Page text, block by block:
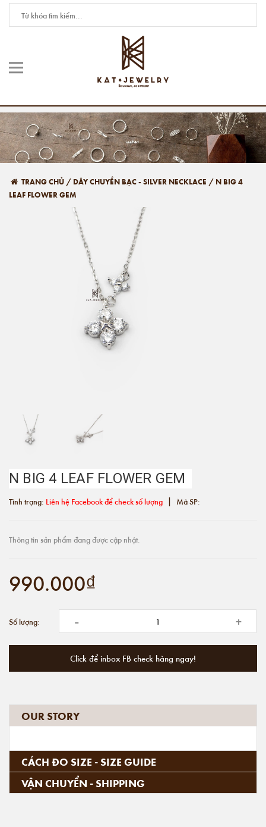
TRANG CHỦ / DÂY CHUYỀN BẠC - SILVER NECKLACE / N BIG 4
LEAF FLOWER GEM
N BIG 4 LEAF FLOWER GEM
Tình trạng: Liên hệ Facebook để check số lượng | Mã SP:
Thông tin sản phẩm đang được cập nhật.
990.000₫
Số lượng: - +
Click để inbox FB check hàng ngay!
OUR STORY
CÁCH ĐO SIZE - SIZE GUIDE
VẬN CHUYỂN - SHIPPING